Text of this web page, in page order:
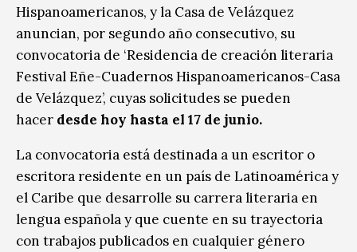
Hispanoamericanos, y la Casa de Velázquez
anuncian, por segundo año consecutivo, su
convocatoria de ‘Residencia de creación literaria
Festival Eñe-Cuadernos Hispanoamericanos-Casa
de Velázquez’, cuyas solicitudes se pueden
hacer desde hoy hasta el 17 de junio.
La convocatoria está destinada a un escritor o
escritora residente en un país de Latinoamérica y
el Caribe que desarrolle su carrera literaria en
lengua española y que cuente en su trayectoria
con trabajos publicados en cualquier género